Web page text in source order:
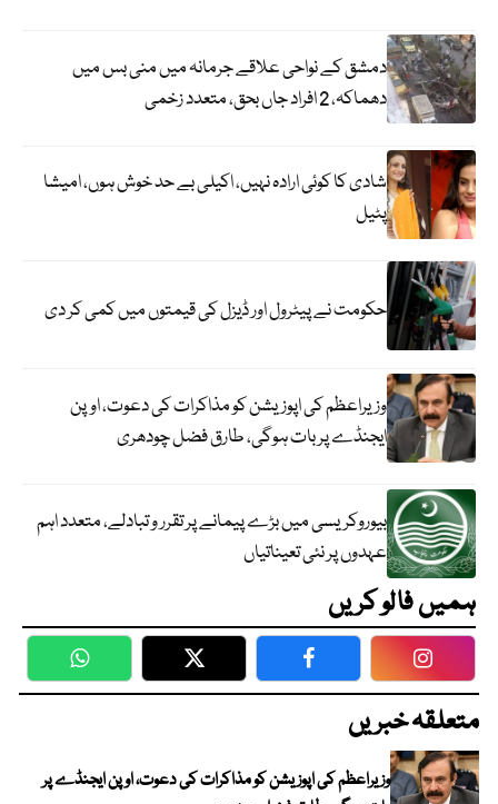
دمشق کے نواحی علاقے جرمانہ میں منی بس میں
دھماکہ، 2 افراد جاں بحق، متعدد زخمی
شادی کا کوئی ارادہ نہیں، اکیلی بے حد خوش ہوں، امیشا
پٹیل
حکومت نے پیٹرول اور ڈیزل کی قیمتوں میں کمی کر دی
وزیراعظم کی اپوزیشن کو مذاکرات کی دعوت، اوپن
ایجنڈے پر بات ہوگی، طارق فضل چودھری
بیوروکریسی میں بڑے پیمانے پر تقرر و تبادلے، متعدد اہم
عہدوں پر نئی تعیناتیاں
ہمیں فالو کریں
WhatsApp Twitter Facebook
متعلقہ خبریں
وزیراعظم کی اپوزیشن کو مذاکرات کی دعوت، اوپن ایجنڈے پر